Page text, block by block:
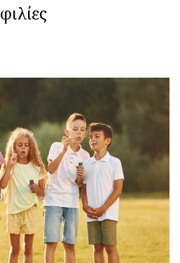
φιλίες